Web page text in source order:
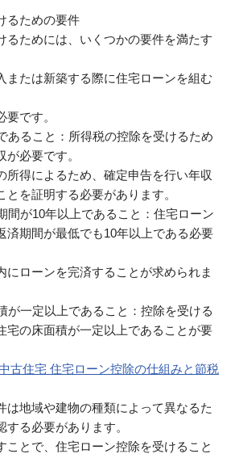
るための要件
るためには、いくつかの要件を満たす
または新築する際に住宅ローンを組む
です。
あること：所得税の控除を受けるため
必要です。
所得によるため、確定申告を行い年収
を証明する必要があります。
間が10年以上であること：住宅ローン
済期間が最低でも10年以上である必要
にローンを完済することが求められま
が一定以上であること：控除を受ける
宅の床面積が一定以上であることが要
古住宅 住宅ローン控除の仕組みと節税
は地域や建物の種類によって異なるた
る必要があります。
ことで、住宅ローン控除を受けること